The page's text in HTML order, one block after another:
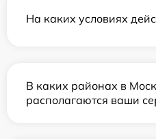
На каких условиях
В каких районах в
располагаются ваши